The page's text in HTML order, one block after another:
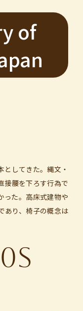
of
としてきた。縄文・
接腰を下ろす行為で
った。高床式建物や
あり、椅子の概念は